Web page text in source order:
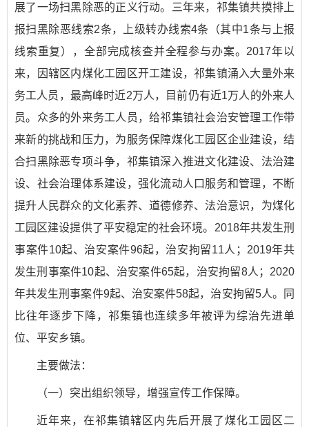
展了一场扫黑除恶的正义行动。三年来，祁集镇共摸排上
报扫黑除恶线索2条，上级转办线索4条（其中1条与上报
线索重复），全部完成核查并全程参与办案。2017年以
来，因辖区内煤化工园区开工建设，祁集镇涌入大量外来
务工人员，最高峰时近2万人，目前仍有近1万人的外来人
员。众多的外来务工人员，给祁集镇社会治安管理工作带
来新的挑战和压力，为服务保障煤化工园区企业建设，结
合扫黑除恶专项斗争，祁集镇深入推进文化建设、法治建
设、社会治理体系建设，强化流动人口服务和管理，不断
提升人民群众的文化素养、道德修养、法治意识，为煤化
工园区建设提供了平安稳定的社会环境。2018年共发生刑
事案件10起、治安案件96起，治安拘留11人；2019年共
发生刑事案件10起、治安案件65起，治安拘留8人；2020
年共发生刑事案件9起、治安案件58起，治安拘留5人。同
比往年逐步下降，祁集镇也连续多年被评为综治先进单
位、平安乡镇。
主要做法：
（一）突出组织领导，增强宣传工作保障。
近年来，在祁集镇辖区内先后开展了煤化工园区二